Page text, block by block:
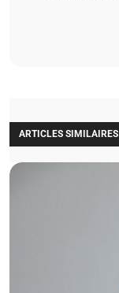
ARTICLES SIMILAIRES